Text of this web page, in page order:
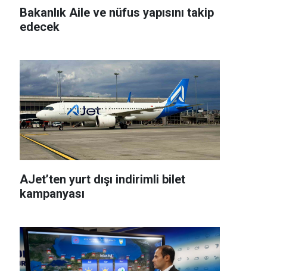
Bakanlık Aile ve nüfus yapısını takip
edecek
AJet’ten yurt dışı indirimli bilet
kampanyası